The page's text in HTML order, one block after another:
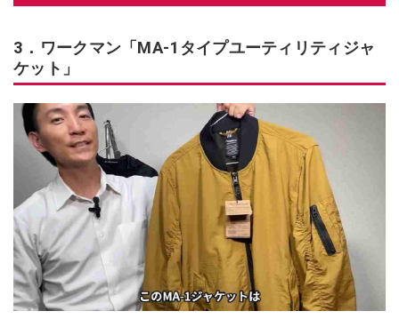
3．ワークマン「MA-1タイプユーティリティジャ
ケット」